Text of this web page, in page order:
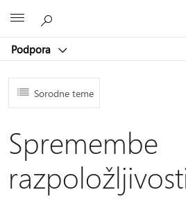
Podpora
Sorodne teme
Spremembe